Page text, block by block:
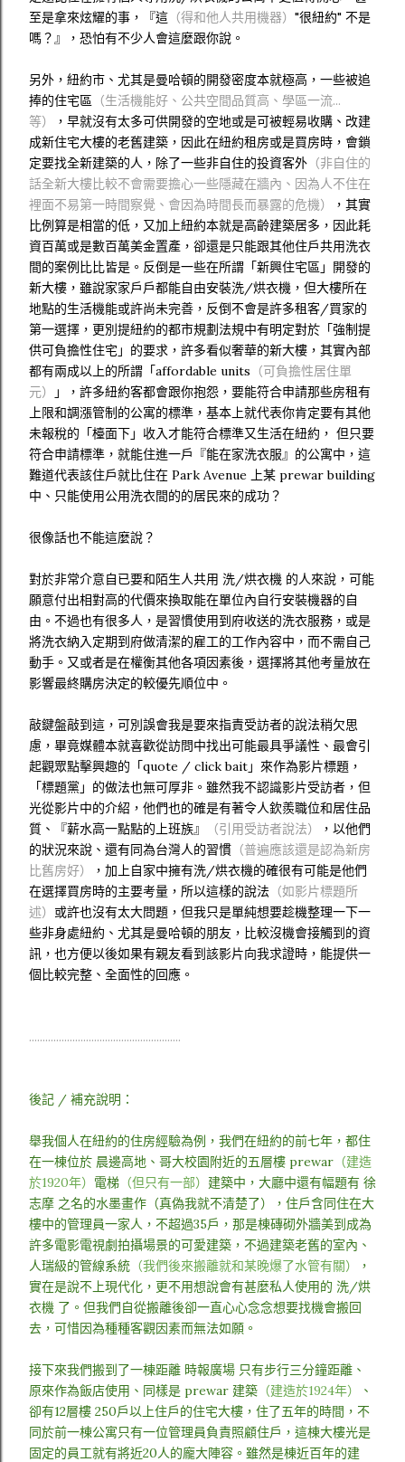
至是拿來炫耀的事，『這 （得和他人共用機器） "很紐約" 不是
嗎？』，恐怕有不少人會這麼跟你說。
另外，紐約市、尤其是曼哈頓的開發密度本就極高，一些被追
捧的住宅區 （生活機能好、公共空間品質高、學區一流...
等）
，早就沒有太多可供開發的空地或是可被輕易收購、改建
成新住宅大樓的老舊建築，因此在紐約租房或是買房時，會鎖
定要找全新建築的人，除了一些非自住的投資客外 （非自住的
話全新大樓比較不會需要擔心一些隱藏在牆內、因為人不住在
裡面不易第一時間察覺、會因為時間長而暴露的危機）
，其實
比例算是相當的低，又加上紐約本就是高齡建築居多，因此耗
資百萬或是數百萬美金置產，卻還是只能跟其他住戶共用洗衣
間的案例比比皆是。反倒是一些在所謂「新興住宅區」開發的
新大樓，雖說家家戶戶都能自由安裝洗/烘衣機，但大樓所在
地點的生活機能或許尚未完善，反倒不會是許多租客/買家的
第一選擇，更別提紐約的都市規劃法規中有明定對於「強制提
供可負擔性住宅」的要求，許多看似奢華的新大樓，其實內部
都有兩成以上的所謂「affordable units （可負擔性居住單
元）
」，許多紐約客都會跟你抱怨，要能符合申請那些房租有
上限和調漲管制的公寓的標準，基本上就代表你肯定要有其他
未報稅的「檯面下」收入才能符合標準又生活在紐約， 但只要
符合申請標準，就能住進一戶『能在家洗衣服』的公寓中，這
難道代表該住戶就比住在 Park Avenue 上某 prewar building
中、只能使用公用洗衣間的的居民來的成功？
很像話也不能這麼說？
對於非常介意自已要和陌生人共用 洗/烘衣機 的人來說，可能
願意付出相對高的代價來換取能在單位內自行安裝機器的自
由。不過也有很多人，是習慣使用到府收送的洗衣服務，或是
將洗衣納入定期到府做清潔的雇工的工作內容中，而不需自己
動手。又或者是在權衡其他各項因素後，選擇將其他考量放在
影響最終購房決定的較優先順位中。
敲鍵盤敲到這，可別誤會我是要來指責受訪者的說法稍欠思
慮，畢竟媒體本就喜歡從訪問中找出可能最具爭議性、最會引
起觀眾點擊興趣的「quote / click bait」來作為影片標題，
「標題黨」的做法也無可厚非。雖然我不認識影片受訪者，但
光從影片中的介紹，他們也的確是有著令人欽羨職位和居住品
質、『薪水高一點點的上班族』
（引用受訪者說法）
，以他們
的狀況來說、還有同為台灣人的習慣 （普遍應該還是認為新房
比舊房好）
，加上自家中擁有洗/烘衣機的確很有可能是他們
在選擇買房時的主要考量，所以這樣的說法 （如影片標題所
述） 或許也沒有太大問題，但我只是單純想要趁機整理一下一
些非身處紐約、尤其是曼哈頓的朋友，比較沒機會接觸到的資
訊，也方便以後如果有親友看到該影片向我求證時，能提供一
個比較完整、全面性的回應。
........................................................
後記 / 補充說明：
舉我個人在紐約的住房經驗為例，我們在紐約的前七年，都住
在一棟位於 晨邊高地、哥大校園附近的五層樓 prewar （建造
於1920年） 電梯 （但只有一部） 建築中，大廳中還有幅題有 徐
志摩 之名的水墨畫作（真偽我就不清楚了），住戶含同住在大
樓中的管理員一家人，不超過35戶，那是棟磚砌外牆美到成為
許多電影電視劇拍攝場景的可愛建築，不過建築老舊的室內、
人瑞級的管線系統 （我們後來搬離就和某晚爆了水管有關）
，
實在是說不上現代化，更不用想說會有甚麼私人使用的 洗/烘
衣機 了。但我們自從搬離後卻一直心心念念想要找機會搬回
去， 可惜因為種種客觀因素而無法如願。
接下來我們搬到了一棟距離 時報廣場 只有步行三分鐘距離、
原來作為飯店使用、同樣是 prewar 建築 （建造於1924年）
、
卻有12層樓 250戶以上住戶的住宅大樓，住了五年的時間，不
同於前一棟公寓只有一位管理員負責照顧住戶，這棟大樓光是
固定的員工就有將近20人的龐大陣容。雖然是棟近百年的建